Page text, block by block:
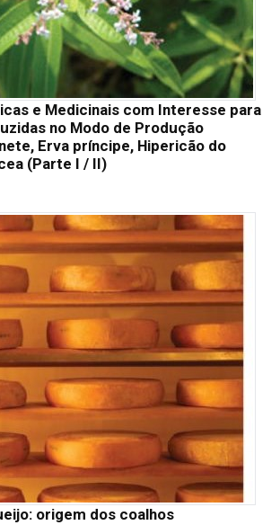
e Medicinais com Interesse para
no Modo de Produção
Erva príncipe, Hipericão do
(Parte I / II)
origem dos coalhos